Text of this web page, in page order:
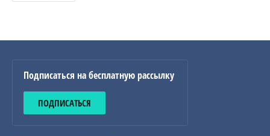
Подписаться на бесплатную рассылку
ПОДПИСАТЬСЯ